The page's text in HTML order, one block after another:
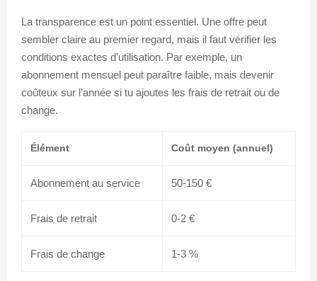
La transparence est un point essentiel. Une offre peut
sembler claire au premier regard, mais il faut vérifier les
conditions exactes d’utilisation. Par exemple, un
abonnement mensuel peut paraître faible, mais devenir
coûteux sur l’année si tu ajoutes les frais de retrait ou de
change.
Élément Coût moyen (annuel)
Abonnement au service 50-150 €
Frais de retrait 0-2 €
Frais de change 1-3 %